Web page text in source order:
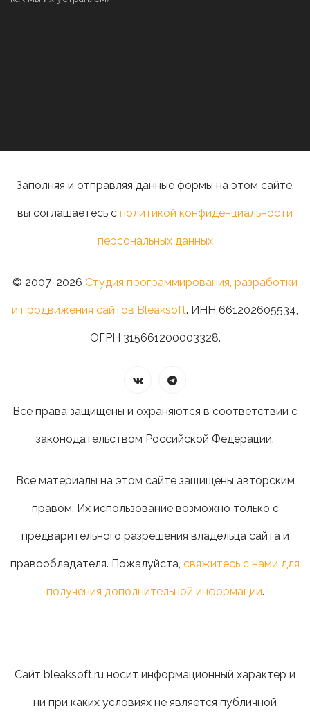
Заполняя и отправляя данные формы на этом сайте,
вы соглашаетесь с политикой конфиденциальности
персональных данных
© 2007-2026 Студия программирования, разработки
и продвижения сайтов Bleaksoft. ИНН 661202605534,
ОГРН 315661200003328.
Все права защищены и охраняются в соответствии с
законодательством Российской Федерации.
Все материалы на этом сайте защищены авторским
правом. Их использование возможно только с
предварительного разрешения владельца сайта и
правообладателя. Пожалуйста, свяжитесь с нами для
получения дополнительной информации.
Сайт bleaksoft.ru носит информационный характер и
ни при каких условиях не является публичной